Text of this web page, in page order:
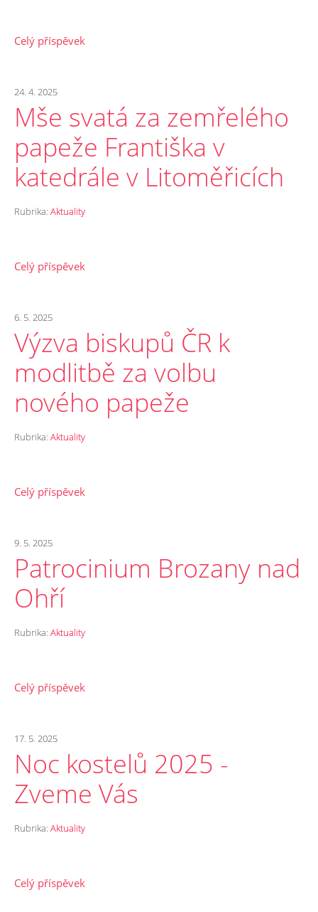
Celý příspěvek
24. 4. 2025
Mše svatá za zemřelého
papeže Františka v
katedrále v Litoměřicích
Rubrika: Aktuality
Celý příspěvek
6. 5. 2025
Výzva biskupů ČR k
modlitbě za volbu
nového papeže
Rubrika: Aktuality
Celý příspěvek
9. 5. 2025
Patrocinium Brozany nad
Ohří
Rubrika: Aktuality
Celý příspěvek
17. 5. 2025
Noc kostelů 2025 -
Zveme Vás
Rubrika: Aktuality
Celý příspěvek